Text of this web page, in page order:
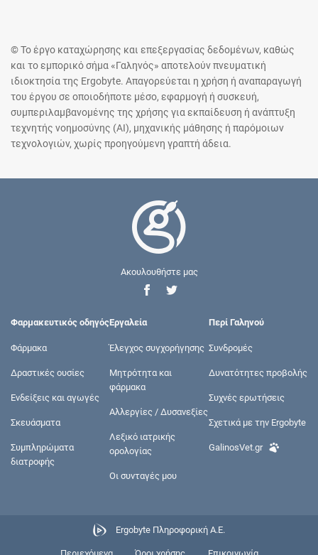
© Το έργο καταχώρησης και επεξεργασίας δεδομένων, καθώς
και το εμπορικό σήμα «Γαληνός» αποτελούν πνευματική
ιδιοκτησία της Ergobyte. Απαγορεύεται η χρήση ή αναπαραγωγή
του έργου σε οποιοδήποτε μέσο, εφαρμογή ή συσκευή,
συμπεριλαμβανομένης της χρήσης για εκπαίδευση ή ανάπτυξη
τεχνητής νοημοσύνης (AI), μηχανικής μάθησης ή παρόμοιων
τεχνολογιών, χωρίς προηγούμενη γραπτή άδεια.
Ακουλουθήστε μας
Φαρμακευτικός οδηγός
Φάρμακα
Δραστικές ουσίες
Ενδείξεις και αγωγές
Σκευάσματα
Συμπληρώματα
διατροφής
Εργαλεία
Έλεγχος συγχορήγησης
Μητρότητα και
φάρμακα
Αλλεργίες / Δυσανεξίες
Λεξικό ιατρικής
ορολογίας
Οι συνταγές μου
Περί Γαληνού
Συνδρομές
Δυνατότητες προβολής
Συχνές ερωτήσεις
Σχετικά με την Ergobyte
GalinosVet.gr
Ergobyte Πληροφορική Α.Ε.